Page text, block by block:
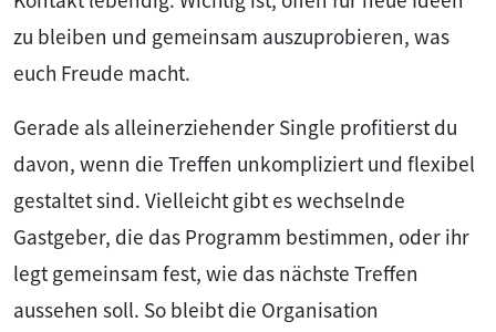
zu bleiben und gemeinsam auszuprobieren, was
euch Freude macht.
Gerade als alleinerziehender Single profitierst du
davon, wenn die Treffen unkompliziert und flexibel
gestaltet sind. Vielleicht gibt es wechselnde
Gastgeber, die das Programm bestimmen, oder ihr
legt gemeinsam fest, wie das nächste Treffen
aussehen soll. So bleibt die Organisation